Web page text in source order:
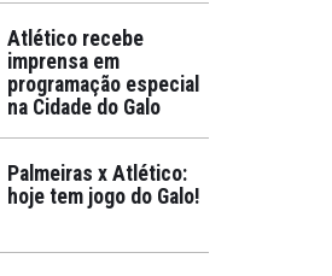
Atlético recebe
imprensa em
programação especial
na Cidade do Galo
Palmeiras x Atlético:
hoje tem jogo do Galo!